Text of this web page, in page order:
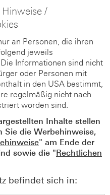
Hinweise /
an Personen, die ihren
jeweils
Informationen sind nicht
oder Personen mit
in den USA bestimmt,
regelmäßig nicht nach
worden sind.
Inhalte stellen
Sie die Werbehinweise,
" am Ende der
sowie die "Rechtlichen
befindet sich in: